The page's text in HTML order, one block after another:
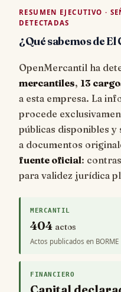
RESUMEN EJECUTIVO ·
DETECTADAS
¿Qué sabemos de
OpenMercantil ha
mercantiles, 13
a esta empresa. La
procede
públicas disponibles y
a documentos
fuente oficial:
para validez jurídica
MERCANTIL
404 actos
Actos publicados en BORME
FINANCIERO